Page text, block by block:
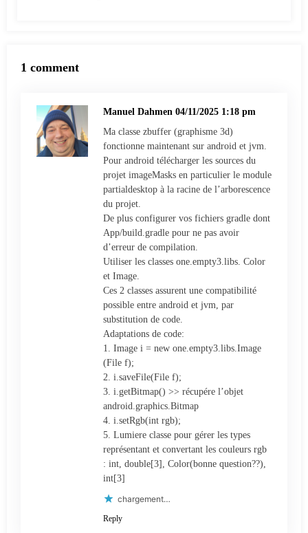
1 comment
Manuel Dahmen 04/11/2025 1:18 pm
Ma classe zbuffer (graphisme 3d)
fonctionne maintenant sur android et jvm.
Pour android télécharger les sources du
projet imageMasks en particulier le module
partialdesktop à la racine de l’arborescence
du projet.
De plus configurer vos fichiers gradle dont
App/build.gradle pour ne pas avoir
d’erreur de compilation.
Utiliser les classes one.empty3.libs. Color
et Image.
Ces 2 classes assurent une compatibilité
possible entre android et jvm, par
substitution de code.
Adaptations de code:
1. Image i = new one.empty3.libs.Image
(File f);
2. i.saveFile(File f);
3. i.getBitmap() >> récupére l’objet
android.graphics.Bitmap
4. i.setRgb(int rgb);
5. Lumiere classe pour gérer les types
représentant et convertant les couleurs rgb
: int, double[3], Color(bonne question??),
int[3]
chargement…
Reply